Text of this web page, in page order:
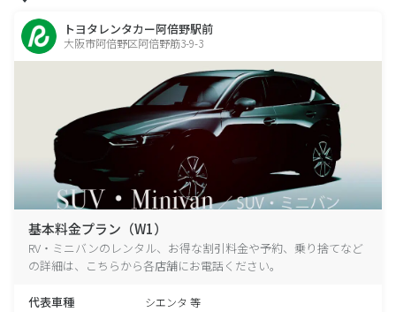
トヨタレンタカー阿倍野駅前
大阪市阿倍野区阿倍野筋3-9-3
基本料金プラン（W1）
RV・ミニバンのレンタル、お得な割引料金や予約、乗り捨てなど
の詳細は、こちらから各店舗にお電話ください。
代表車種 シエンタ 等